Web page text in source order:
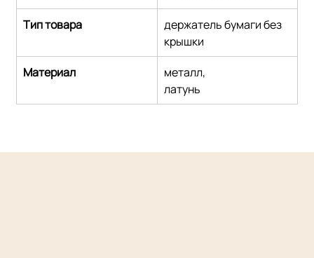
Тип товара
держатель бумаги без
крышки
Материал
металл,
латунь